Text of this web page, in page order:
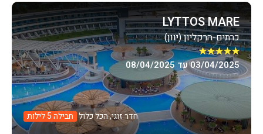
LYTTOS MARE
כרתים-הרקליון (יוון)
★★★★★
03/04/2025 עד 08/04/2025
חדר זוגי, הכל כלול חבילה 5 לילות